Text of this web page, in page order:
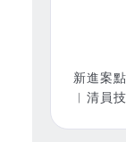
新進案
︱清員